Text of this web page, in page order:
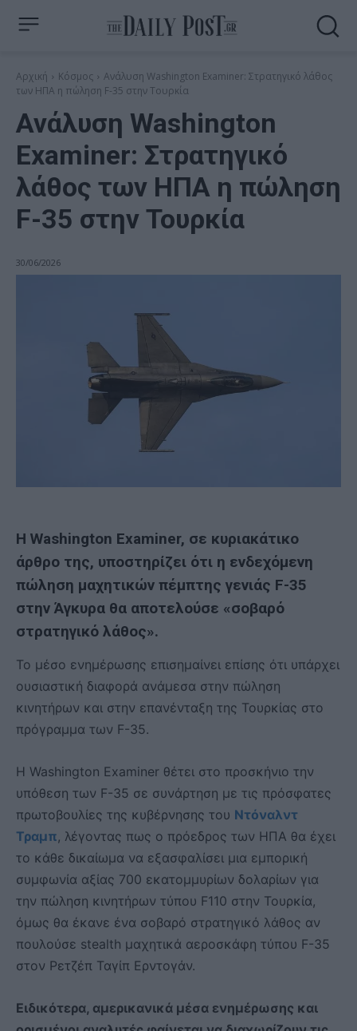
Αρχική Κόσμος
Ανάλυση Washington Examiner: Στρατηγικό λάθος
των ΗΠΑ η πώληση F-35 στην Τουρκία
Ανάλυση Washington
Examiner: Στρατηγικό
λάθος των ΗΠΑ η πώληση
F-35 στην Τουρκία
30/06/2026
Η Washington Examiner, σε κυριακάτικο
άρθρο της, υποστηρίζει ότι η ενδεχόμενη
πώληση μαχητικών πέμπτης γενιάς F-35
στην Άγκυρα θα αποτελούσε «σοβαρό
στρατηγικό λάθος».
To μέσο ενημέρωσης επισημαίνει επίσης ότι υπάρχει
ουσιαστική διαφορά ανάμεσα στην πώληση
κινητήρων και στην επανένταξη της Τουρκίας στο
πρόγραμμα των F-35.
Η Washington Examiner θέτει στο προσκήνιο την
υπόθεση των F-35 σε συνάρτηση με τις πρόσφατες
πρωτοβουλίες της κυβέρνησης του Ντόναλντ
Τραμπ, λέγοντας πως ο πρόεδρος των ΗΠΑ θα έχει
το κάθε δικαίωμα να εξασφαλίσει μια εμπορική
συμφωνία αξίας 700 εκατομμυρίων δολαρίων για
την πώληση κινητήρων τύπου F110 στην Τουρκία,
όμως θα έκανε ένα σοβαρό στρατηγικό λάθος αν
πουλούσε stealth μαχητικά αεροσκάφη τύπου F-35
στον Ρετζέπ Ταγίπ Ερντογάν.
Ειδικότερα, αμερικανικά μέσα ενημέρωσης και